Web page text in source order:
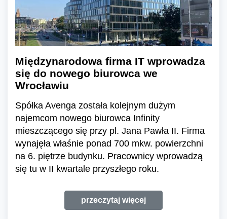
Międzynarodowa firma IT wprowadza
się do nowego biurowca we
Wrocławiu
Spółka Avenga została kolejnym dużym
najemcom nowego biurowca Infinity
mieszczącego się przy pl. Jana Pawła II. Firma
wynajęła właśnie ponad 700 mkw. powierzchni
na 6. piętrze budynku. Pracownicy wprowadzą
się tu w II kwartale przyszłego roku.
przeczytaj więcej